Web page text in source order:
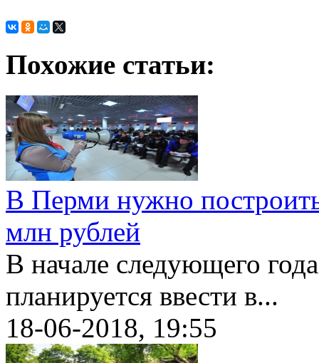
Похожие статьи:
В Перми нужно
млн рублей
В начале следующего
планируется ввести в...
18-06-2018, 19:55